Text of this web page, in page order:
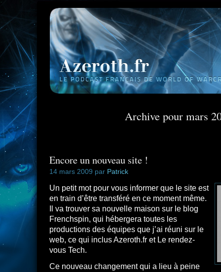
Archive pour mars
Encore un nouveau site !
14 mars 2009 par Patrick
Un petit mot pour vous informer que le site est
en train d’être transféré en ce moment même.
Il va trouver sa nouvelle maison sur le blog
Frenchspin, qui hébergera toutes les
productions des équipes que j’ai réuni sur le
web, ce qui inclus Azeroth.fr et Le rendez-
vous Tech.
Ce nouveau changement qui a lieu à peine